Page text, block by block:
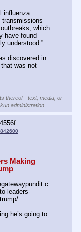
influenza
transmissions
which
have found
understood.”
discovered in
that was not
thereof - text, media, or
administration.
Making
leaders-